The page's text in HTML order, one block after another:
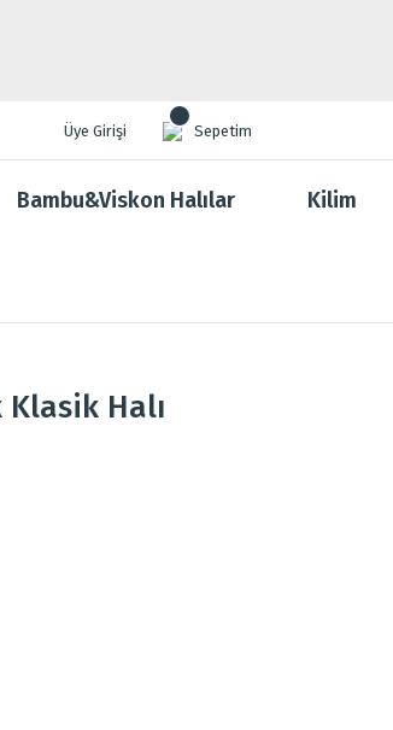
Üye Girişi Sepetim
Bambu&Viskon Halılar Kilim
Halı